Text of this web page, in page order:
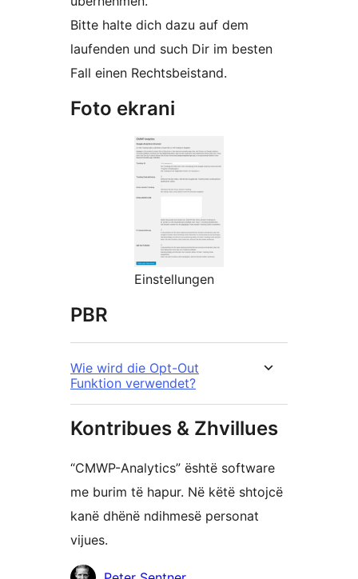
Bitte halte dich dazu auf dem
laufenden und such Dir im besten
Fall einen Rechtsbeistand.
Foto ekrani
Einstellungen
PBR
Wie wird die Opt-Out
Funktion verwendet?
Kontribues & Zhvillues
“CMWP-Analytics” është software
me burim të hapur. Në këtë shtojcë
kanë dhënë ndihmesë personat
vijues.
Kontribues